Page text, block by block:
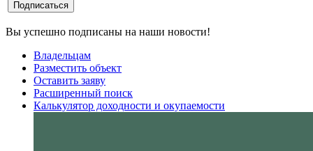
Вы успешно подписаны на наши новости!
Владельцам
Разместить объект
Оставить заяву
Расширенный поиск
Калькулятор доходности и окупаемости